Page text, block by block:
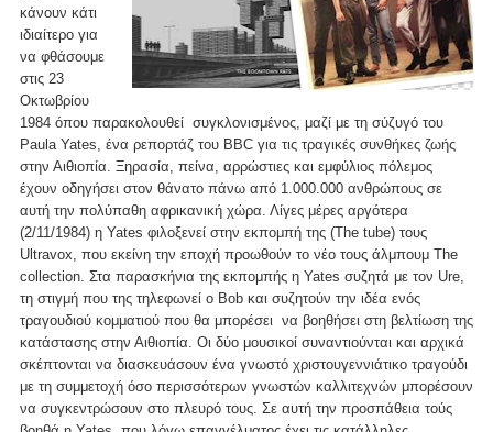
κάνουν κάτι
ιδιαίτερο για
να φθάσουμε
στις 23
Οκτωβρίου
1984 όπου παρακολουθεί συγκλονισμένος, μαζί με τη σύζυγό του
Paula Yates, ένα ρεπορτάζ του BBC για τις τραγικές συνθήκες ζωής
στην Αιθιοπία. Ξηρασία, πείνα, αρρώστιες και εμφύλιος πόλεμος
έχουν οδηγήσει στον θάνατο πάνω από 1.000.000 ανθρώπους σε
αυτή την πολύπαθη αφρικανική χώρα. Λίγες μέρες αργότερα
(2/11/1984) η Yates φιλοξενεί στην εκπομπή της (The tube) τους
Ultravox, που εκείνη την εποχή προωθούν το νέο τους άλμπουμ The
collection. Στα παρασκήνια της εκπομπής η Yates συζητά με τον Ure,
τη στιγμή που της τηλεφωνεί ο Bob και συζητούν την ιδέα ενός
τραγουδιού κομματιού που θα μπορέσει να βοηθήσει στη βελτίωση της
κατάστασης στην Αιθιοπία. Οι δύο μουσικοί συναντιούνται και αρχικά
σκέπτονται να διασκευάσουν ένα γνωστό χριστουγεννιάτικο τραγούδι
με τη συμμετοχή όσο περισσότερων γνωστών καλλιτεχνών μπορέσουν
να συγκεντρώσουν στο πλευρό τους. Σε αυτή την προσπάθεια τούς